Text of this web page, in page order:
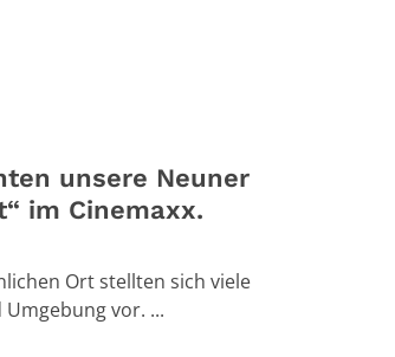
unsere Neuner
im Cinemaxx.
Ort stellten sich viele
vor. ...